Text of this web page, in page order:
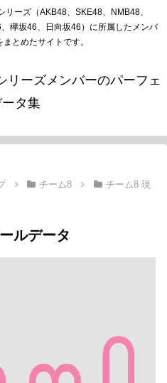
ーズ（AKB48、SKE48、NMB48、
欅坂46、日向坂46）に所属したメンバ
とめたサイトです。
リーズメンバーのパーフェ
タ集
チーム8
チーム8 現
ルデータ